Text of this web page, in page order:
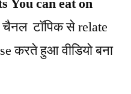
You can eat on
टॉपिक से relate
करते हुआ वीडियो बना